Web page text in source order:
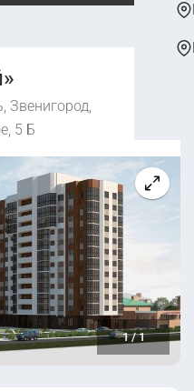
Звенигород,
5 Б
1/1